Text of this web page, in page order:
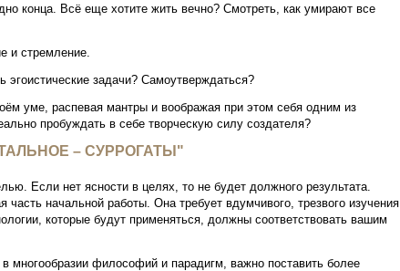
конца. Всё еще хотите жить вечно? Смотреть, как умирают все
и стремление.
задачи? Самоутверждаться?
уме, распевая мантры и воображая при этом себя одним из
пробуждать в себе творческую силу создателя?
– СУРРОГАТЫ"
Если нет ясности в целях, то не будет должного результата.
часть начальной работы. Она требует вдумчивого, трезвого изучения
которые будут применяться, должны соответствовать вашим
многообразии философий и парадигм, важно поставить более